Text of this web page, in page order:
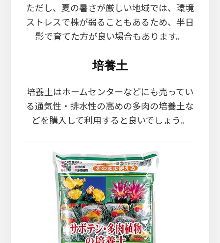
ただし、夏の暑さが厳しい地域では、環境
ストレスで株が弱ることもあるため、半日
影で育てた方が良い場合もあります。
培養土
培養土はホームセンターなどにも売ってい
る通気性・排水性の高めの多肉の培養土な
どを購入して利用すると良いでしょう。